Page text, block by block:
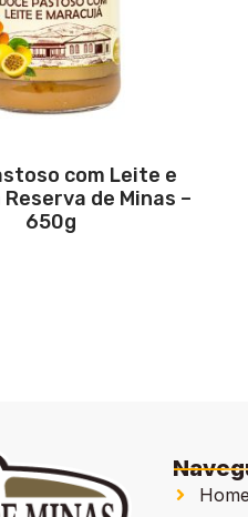
com Leite e
de Minas –
650g
Home